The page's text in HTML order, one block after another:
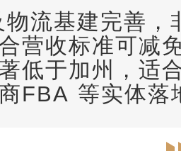
物流基建完善，
营收标准可减
低于加州，适
FBA 等实体落